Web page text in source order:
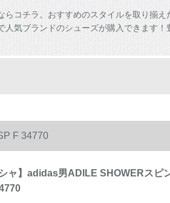
らコチラ。おすすめのスタイルを取り揃
人気ブランドのシューズが購入できます
F 34770
シャ】adidas男ADILE SHOWERスピ